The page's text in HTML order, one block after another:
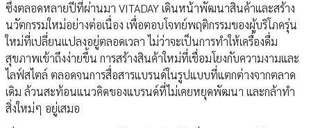
ซึ่งตลอดหลายปีที่ผ่านมา VITADAY เดินหน้าพัฒนาสินค้าและสร้าง
นวัตกรรมใหม่อย่างต่อเนื่อง เพื่อตอบโจทย์พฤติกรรมของผู้บริโภครุ่น
ใหม่ที่เปลี่ยนแปลงอยู่ตลอดเวลา ไม่ว่าจะเป็นการทำให้เครื่องดื่ม
สุขภาพเข้าถึงง่ายขึ้น การสร้างสินค้าใหม่ที่เชื่อมโยงกับความงามและ
ไลฟ์สไตล์ ตลอดจนการสื่อสารแบรนด์ในรูปแบบที่แตกต่างจากตลาด
เดิม ล้วนสะท้อนแนวคิดของแบรนด์ที่ไม่เคยหยุดพัฒนา และกล้าทำ
สิ่งใหม่ๆ อยู่เสมอ